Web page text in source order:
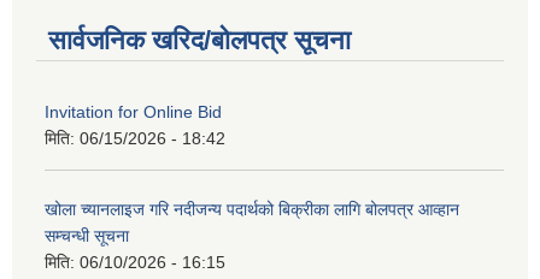
सार्वजनिक खरिद/बोलपत्र सूचना
Invitation for Online Bid
मिति: 06/15/2026 - 18:42
खोला च्यानलाइज गरि नदीजन्य पदार्थको बिक्रीका लागि बोलपत्र आव्हान
सम्चन्धी सूचना
मिति: 06/10/2026 - 16:15